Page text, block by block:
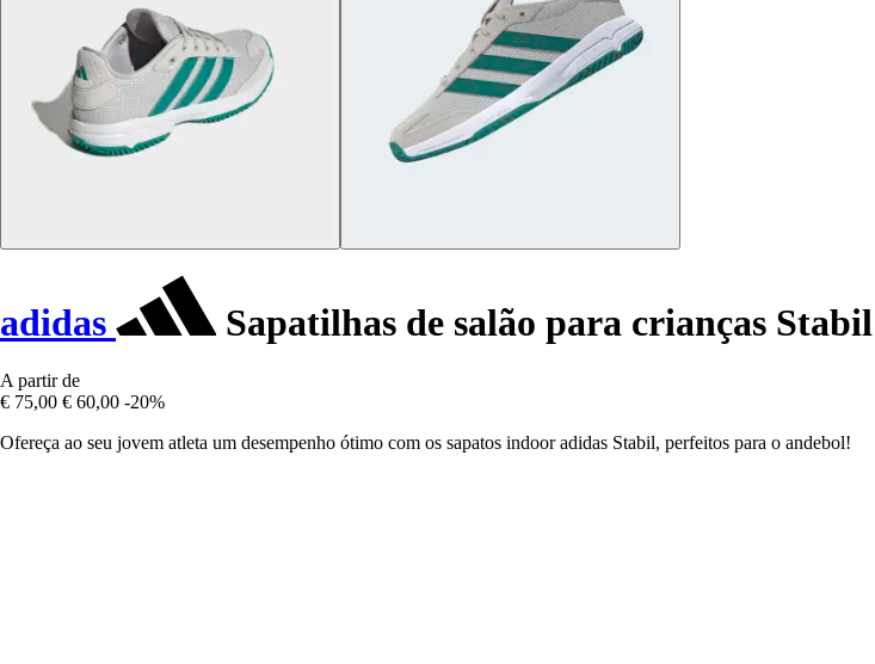
adidas Sapatilhas de salão para crianças Stabil
A partir de
€ 75,00 € 60,00 -20%
Ofereça ao seu jovem atleta um desempenho ótimo com os sapatos indoor adidas Stabil, perfeitos para o andebol!